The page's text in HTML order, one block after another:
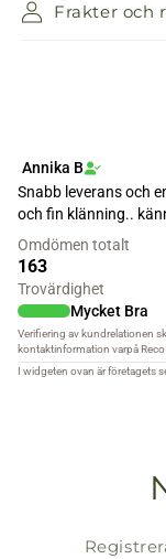
Frakter och